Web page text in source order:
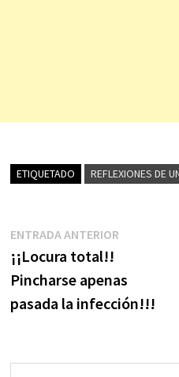
ETIQUETADO REFLEXIONES DE
Navegación
de
entradas
ENTRADA ANTERIOREntrada
¡¡Locura total!!
Pincharse apenas
pasada la infección!!!